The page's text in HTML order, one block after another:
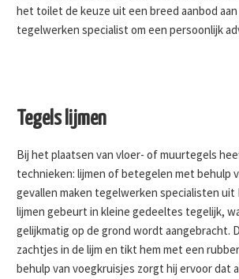
het toilet de keuze uit een breed aanbod
tegelwerken specialist om een persoonlijk
Tegels lijmen
Bij het plaatsen van vloer- of muurtegels
technieken: lijmen of betegelen met behulp
gevallen maken tegelwerken specialisten uit
lijmen gebeurt in kleine gedeeltes tegelijk,
gelijkmatig op de grond wordt aangebracht.
zachtjes in de lijm en tikt hem met een
behulp van voegkruisjes zorgt hij ervoor dat